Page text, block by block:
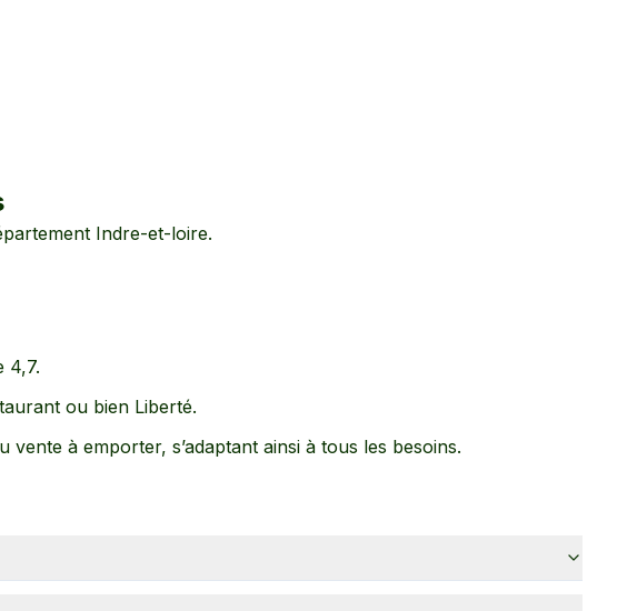
Indre-et-loire.
4,7.
ou bien Liberté.
vente à emporter, s’adaptant ainsi à tous les besoins.